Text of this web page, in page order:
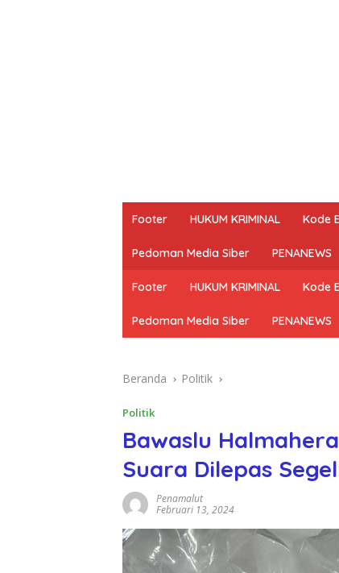
Footer HUKUM KRIMINAL Kode
Pedoman Media Siber PENANEWS
Footer HUKUM KRIMINAL Kode
Pedoman Media Siber PENANEWS
Beranda Politik
Politik
Bawaslu
Suara Dilepas
Penamalut
Februari 13, 2024